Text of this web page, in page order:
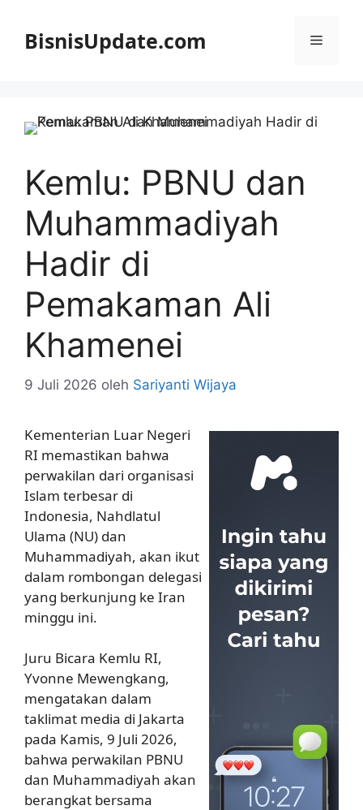
BisnisUpdate.com Menu
Kemlu: PBNU dan
Muhammadiyah
Hadir di
Pemakaman Ali
Khamenei
9 Juli 2026 oleh Sariyanti Wijaya
Kementerian Luar Negeri
RI memastikan bahwa
perwakilan dari organisasi
Islam terbesar di
Indonesia, Nahdlatul
Ulama (NU) dan
Muhammadiyah, akan ikut
dalam rombongan delegasi
yang berkunjung ke Iran
minggu ini.
Juru Bicara Kemlu RI,
Yvonne Mewengkang,
mengatakan dalam
taklimat media di Jakarta
pada Kamis, 9 Juli 2026,
bahwa perwakilan PBNU
dan Muhammadiyah akan
berangkat bersama